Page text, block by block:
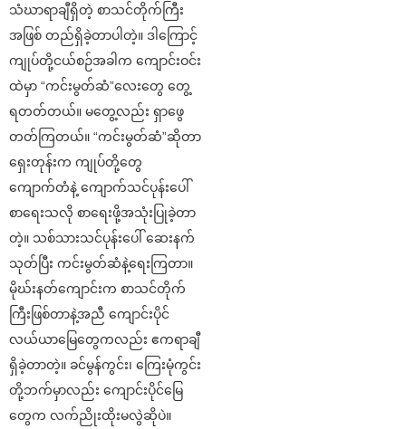
သံဃာရာချီရှိတဲ့ စာသင်တိုက်ကြီး
အဖြစ် တည်ရှိခဲ့တာပါတဲ့။ ဒါကြောင့်
ကျုပ်တို့ငယ်စဉ်အခါက ကျောင်းဝင်း
ထဲမှာ “ကင်းမွတ်ဆံ”လေးတွေ တွေ့
ရတတ်တယ်။ မတွေ့လည်း ရှာဖွေ
တတ်ကြတယ်။ “ကင်းမွတ်ဆံ”ဆိုတာ
ရှေးတုန်းက ကျုပ်တို့တွေ
ကျောက်တံနဲ့ ကျောက်သင်ပုန်းပေါ်
စာရေးသလို စာရေးဖို့အသုံးပြုခဲ့တာ
တဲ့။ သစ်သားသင်ပုန်းပေါ် ဆေးနက်
သုတ်ပြီး ကင်းမွတ်ဆံနဲ့ရေးကြတာ။
မိုဃ်းနတ်ကျောင်းက စာသင်တိုက်
ကြီးဖြစ်တာနဲ့အညီ ကျောင်းပိုင်
လယ်ယာမြေတွေကလည်း ဧကရာချီ
ရှိခဲ့တာတဲ့။ ခင်မွန်ကွင်း၊ ကြေးမုံကွင်း
တို့ဘက်မှာလည်း ကျောင်းပိုင်မြေ
တွေက လက်ညိုးထိုးမလွဲဆိုပဲ။